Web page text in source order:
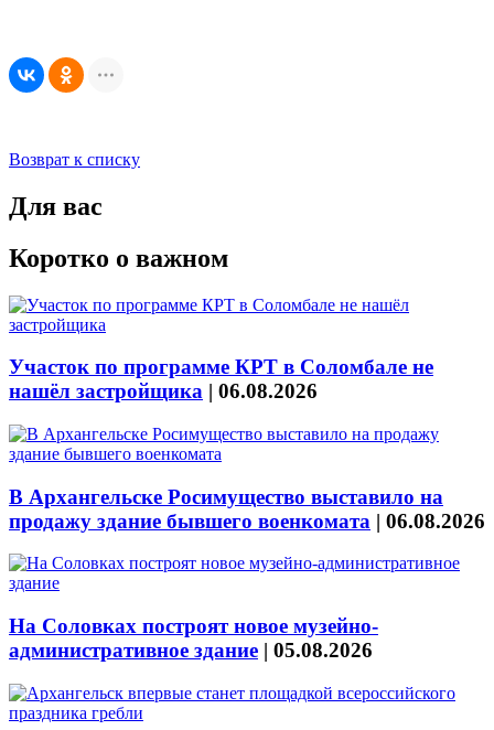
Возврат к списку
Для вас
Коротко о важном
Участок по программе КРТ в Соломбале не
нашёл застройщика | 06.08.2026
В Архангельске Росимущество выставило на
продажу здание бывшего военкомата | 06.08.2026
На Соловках построят новое музейно-
административное здание | 05.08.2026